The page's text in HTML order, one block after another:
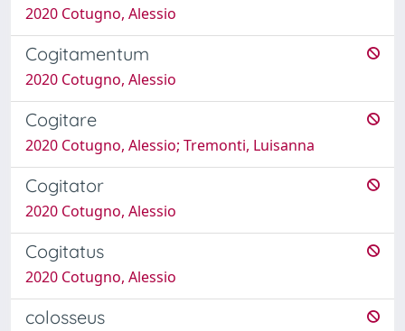
2020 Cotugno, Alessio
Cogitamentum
2020 Cotugno, Alessio
Cogitare
2020 Cotugno, Alessio; Tremonti, Luisanna
Cogitator
2020 Cotugno, Alessio
Cogitatus
2020 Cotugno, Alessio
colosseus